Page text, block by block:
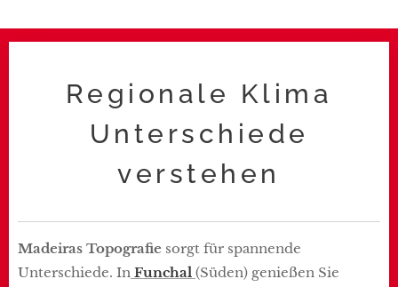
Regionale Klima
Unterschiede
verstehen
Madeiras Topografie sorgt für spannende
Unterschiede. In Funchal (Süden) genießen Sie